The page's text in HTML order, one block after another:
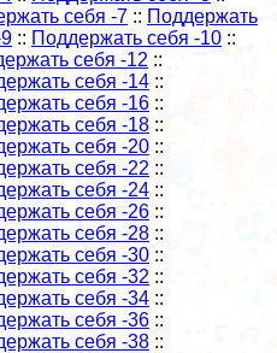
себя -7 :: Поддержать
:: Поддержать себя -10 ::
себя -12 ::
себя -14 ::
себя -16 ::
себя -18 ::
себя -20 ::
себя -22 ::
себя -24 ::
себя -26 ::
себя -28 ::
себя -30 ::
себя -32 ::
себя -34 ::
себя -36 ::
себя -38 ::